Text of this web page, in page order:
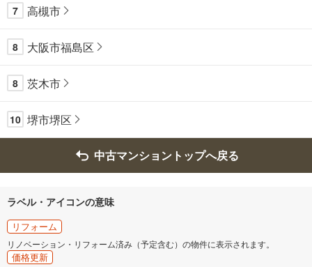
7 高槻市
8 大阪市福島区
8 茨木市
10 堺市堺区
中古マンショントップへ戻る
ラベル・アイコンの意味
リフォーム
リノベーション・リフォーム済み（予定含む）の物件に表示されます。
価格更新